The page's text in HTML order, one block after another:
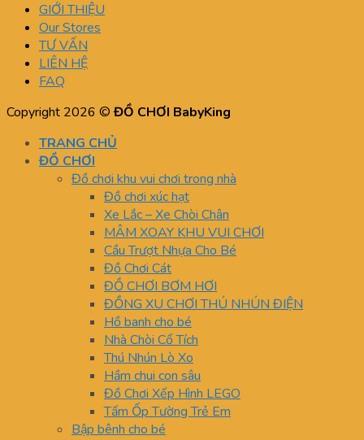
GIỚI THIỆU
Our Stores
TƯ VẤN
LIÊN HỆ
FAQ
Copyright 2026 ©ĐỒ CHƠI BabyKing
TRANG CHỦ
ĐỒ CHƠI
Đồ chơi khu vui chơi trong nhà
Đồ chơi xúc hạt
Xe Lắc – Xe Chòi Chân
MÂM XOAY KHU VUI CHƠI
Cầu Trượt Nhựa Cho Bé
Đồ Chơi Cát
ĐỒ CHƠI BƠM HƠI
ĐỒNG XU CHƠI THÚ NHÚN ĐIỆN
Hồ banh cho bé
Nhà Chòi Cổ Tích
Thú Nhún Lò Xo
Hầm chui con sâu
Đồ Chơi Xếp Hình LEGO
Tấm Ốp Tường Trẻ Em
Bập bênh cho bé